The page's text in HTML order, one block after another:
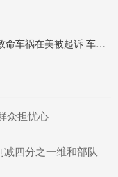
同花配资 特斯拉因致命车祸在美被起诉 车门把手故障被指阻碍救援
众担忧心
四分之一维和部队